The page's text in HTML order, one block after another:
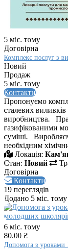
5 міс. тому
Договірна
Комплекс послуг з
Новий
Продаж
5 міс. тому
Контакти
Пропонуємо
сталевих
виробництва.
газифікованими
суміші.
необхідним
Локація:
Стан: Новий
Договірна
Контакти
19 переглядів
Додано 5 міс. тому
6 міс. тому
80.00 ₴
Допомога з уроками